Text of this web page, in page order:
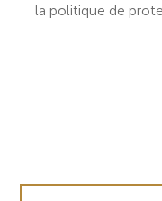
la politique de